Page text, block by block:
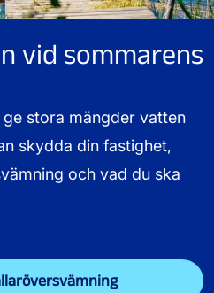
vid sommarens
stora mängder vatten
skydda din fastighet,
och vad du ska